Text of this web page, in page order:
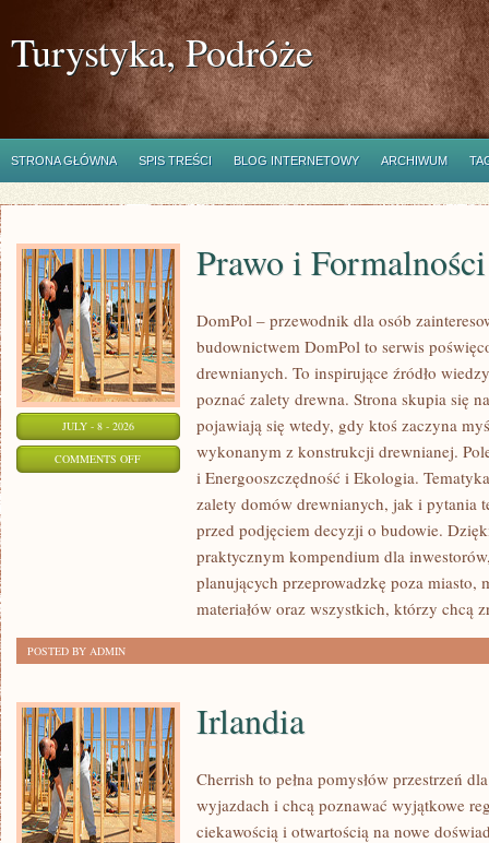
Turystyka, Podróże
STRONA GŁÓWNA SPIS TREŚCI BLOG INTERNETOWY ARCHIWUM
JULY - 8 - 2026
COMMENTS OFFON
FORMALNOŚCI
Prawo i Formalności
DomPol – przewodnik dla osób
budownictwem DomPol to serwis
drewnianych. To inspirujące źródło
poznać zalety drewna. Strona skupia się
pojawiają się wtedy, gdy ktoś zaczyna
wykonanym z konstrukcji drewnianej.
i Energooszczędność i Ekologia.
zalety domów drewnianych, jak i pytania
przed podjęciem decyzji o budowie.
praktycznym kompendium dla
planujących przeprowadzkę poza miasto,
materiałów oraz wszystkich, którzy chcą
POSTED BY ADMIN
Irlandia
Cherrish to pełna pomysłów przestrzeń
wyjazdach i chcą poznawać wyjątkowe
ciekawością i otwartością na nowe